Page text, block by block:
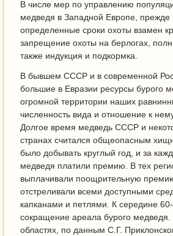
В числе мер по управлению
медведя в Западной Европе, прежде
определенные сроки охоты взамен
запрещение охоты на берлогах,
также индукция и подкормка.
В бывшем СССР и в современной
большие в Евразии ресурсы бурого
огромной территории наших
численность вида и отношение к
Долгое время медведь СССР и
странах считался общеопасным
было добывать круглый год, и за
медведя платили премию. В тех
выплачивали поощрительную
отстреливали всеми доступными
капканами и петлями. К середине
сокращение ареала бурого
областях, по данным С.Г.